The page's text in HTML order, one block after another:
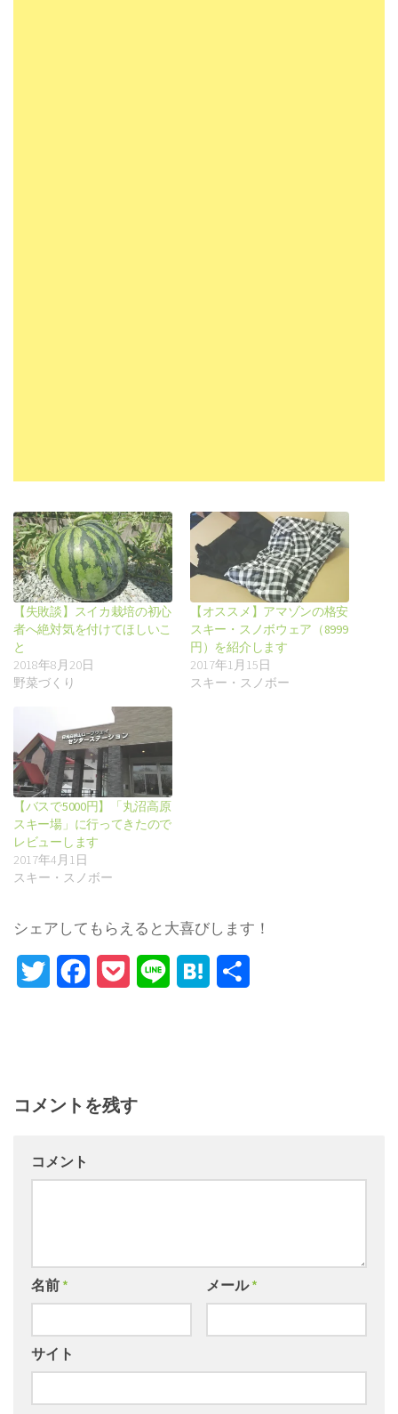
【失敗談】スイカ栽培の初心
者へ絶対気を付けてほしいこ
と
2018年8月20日
野菜づくり
【オススメ】アマゾンの格安
スキー・スノボウェア（8999
円）を紹介します
2017年1月15日
スキー・スノボー
【バスで5000円】「丸沼高原
スキー場」に行ってきたので
レビューします
2017年4月1日
スキー・スノボー
シェアしてもらえると大喜びします！
Twitter FacebookPocket Line Hatena
コメントを残す
コメント
名前 * メール*
サイト